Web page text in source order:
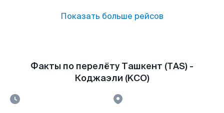
Показать больше рейсов
Факты по перелёту Ташкент (TAS) -
Коджаэли (KCO)